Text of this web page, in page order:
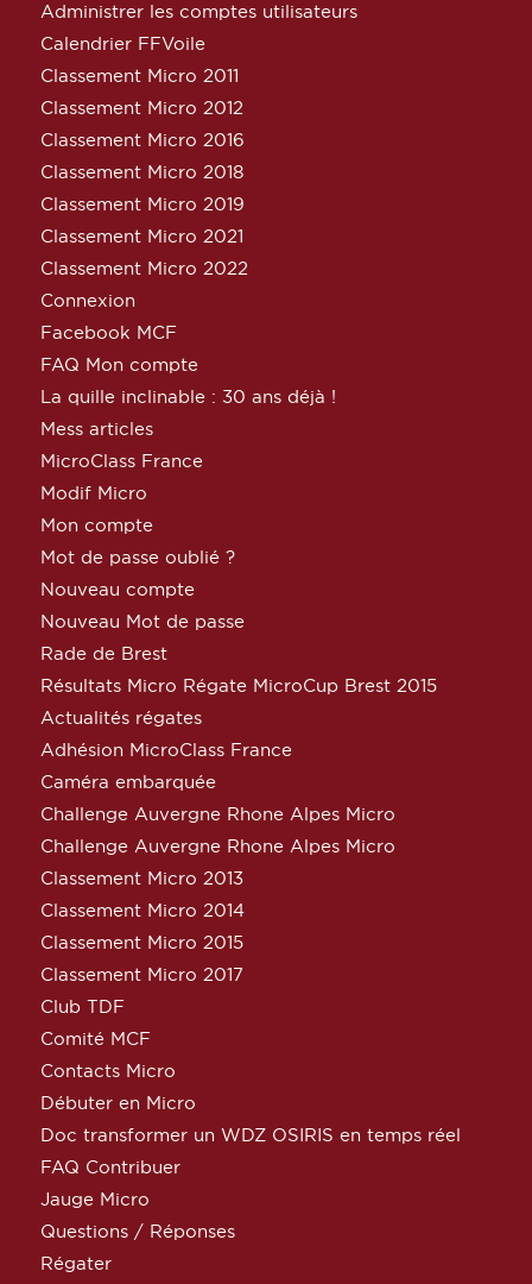
Administrer les comptes utilisateurs
Calendrier FFVoile
Classement Micro 2011
Classement Micro 2012
Classement Micro 2016
Classement Micro 2018
Classement Micro 2019
Classement Micro 2021
Classement Micro 2022
Connexion
Facebook MCF
FAQ Mon compte
La quille inclinable : 30 ans déjà !
Mess articles
MicroClass France
Modif Micro
Mon compte
Mot de passe oublié ?
Nouveau compte
Nouveau Mot de passe
Rade de Brest
Résultats Micro Régate MicroCup Brest 2015
Actualités régates
Adhésion MicroClass France
Caméra embarquée
Challenge Auvergne Rhone Alpes Micro
Challenge Auvergne Rhone Alpes Micro
Classement Micro 2013
Classement Micro 2014
Classement Micro 2015
Classement Micro 2017
Club TDF
Comité MCF
Contacts Micro
Débuter en Micro
Doc transformer un WDZ OSIRIS en temps réel
FAQ Contribuer
Jauge Micro
Questions / Réponses
Régater